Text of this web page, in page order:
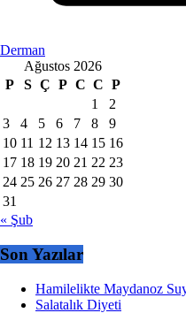
Derman
Ağustos 2026
P
S Ç P C C P
1
2
3
4 5 6 7 8
9
10 11 12 13 14 15 16
17 18 19 20 21 22 23
24 25 26 27 28 29 30
31
« Şub
Son Yazılar
Hamilelikte Maydanoz
Salatalık Diyeti